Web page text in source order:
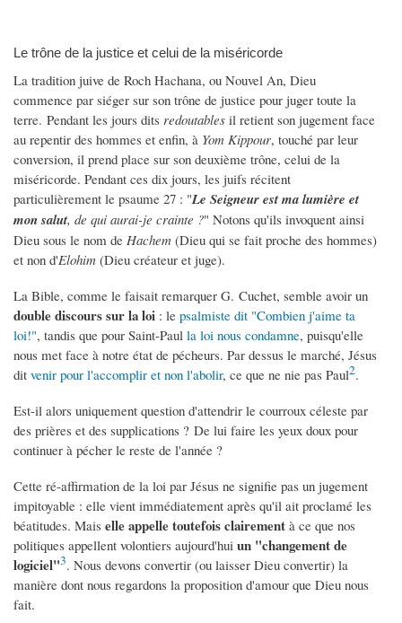
Le trône de la justice et celui de la miséricorde
La tradition juive de Roch Hachana, ou Nouvel An, Dieu
commence par siéger sur son trône de justice pour juger toute la
terre. Pendant les jours dits redoutables il retient son jugement face
au repentir des hommes et enfin, à Yom Kippour, touché par leur
conversion, il prend place sur son deuxième trône, celui de la
miséricorde. Pendant ces dix jours, les juifs récitent
particulièrement le psaume 27 : "Le Seigneur est ma lumière et
mon salut, de qui aurai-je crainte ?" Notons qu'ils invoquent ainsi
Dieu sous le nom de Hachem (Dieu qui se fait proche des hommes)
et non d'Elohim (Dieu créateur et juge).
La Bible, comme le faisait remarquer G. Cuchet, semble avoir un
double discours sur la loi : le psalmiste dit "Combien j'aime ta
loi!", tandis que pour Saint-Paul la loi nous condamne, puisqu'elle
nous met face à notre état de pécheurs. Par dessus le marché, Jésus
dit venir pour l'accomplir et non l'abolir, ce que ne nie pas Paul2.
Est-il alors uniquement question d'attendrir le courroux céleste par
des prières et des supplications ? De lui faire les yeux doux pour
continuer à pécher le reste de l'année ?
Cette ré-affirmation de la loi par Jésus ne signifie pas un jugement
impitoyable : elle vient immédiatement après qu'il ait proclamé les
béatitudes. Mais elle appelle toutefois clairement à ce que nos
politiques appellent volontiers aujourd'hui un "changement de
logiciel"3. Nous devons convertir (ou laisser Dieu convertir) la
manière dont nous regardons la proposition d'amour que Dieu nous
fait.